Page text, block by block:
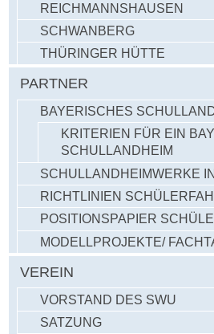
REICHMANNSHAUSEN
SCHWANBERG
THÜRINGER HÜTTE
PARTNER
BAYERISCHES
KRITERIEN FÜR EIN
SCHULLANDHEIM
SCHULLANDHEIMWERKE
RICHTLINIEN
POSITIONSPAPIER
MODELLPROJEKTE/
VEREIN
VORSTAND DES SWU
SATZUNG